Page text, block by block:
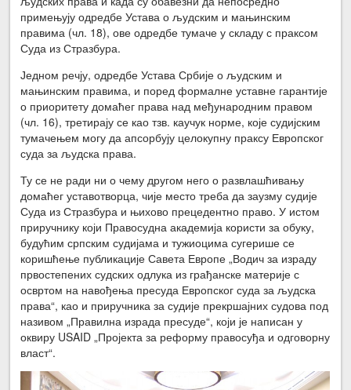
примењују одредбе Устава о људским и мањинским
правима (чл. 18), ове одредбе тумаче у складу с праксом
Суда из Стразбура.
Једном речју, одредбе Устава Србије о људским и
мањинским правима, и поред формалне уставне гарантије
о приоритету домаћег права над међународним правом
(чл. 16), третирају се као тзв. каучук норме, које судијским
тумачењем могу да апсорбују целокупну праксу Европског
суда за људска права.
Ту се не ради ни о чему другом него о развлашћивању
домаћег уставотворца, чије место треба да заузму судије
Суда из Стразбура и њихово прецедентно право. У истом
приручнику који Правосудна академија користи за обуку,
будућим српским судијама и тужиоцима сугерише се
коришћење публикације Савета Европе „Водич за израду
првостепених судских одлука из грађанске материје с
освртом на навођења пресуда Европског суда за људска
права“, као и приручника за судије прекршајних судова под
називом „Правилна израда пресуде“, који је написан у
оквиру USAID „Пројекта за реформу правосуђа и одговорну
власт“.